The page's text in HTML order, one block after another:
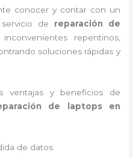
conocer y contar con un
de reparación de
inconvenientes repentinos,
soluciones rápidas y
ventajas y beneficios de
de laptops en
de datos